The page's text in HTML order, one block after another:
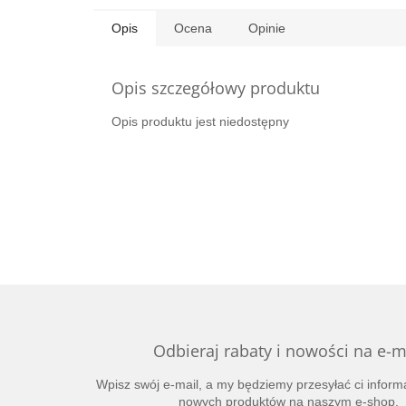
Opis Ocena Opinie
Opis szczegółowy produktu
Opis produktu jest niedostępny
Odbieraj rabaty i nowości na e-
Wpisz swój e-mail, a my będziemy przesyłać ci
nowych produktów na naszym e-shop.